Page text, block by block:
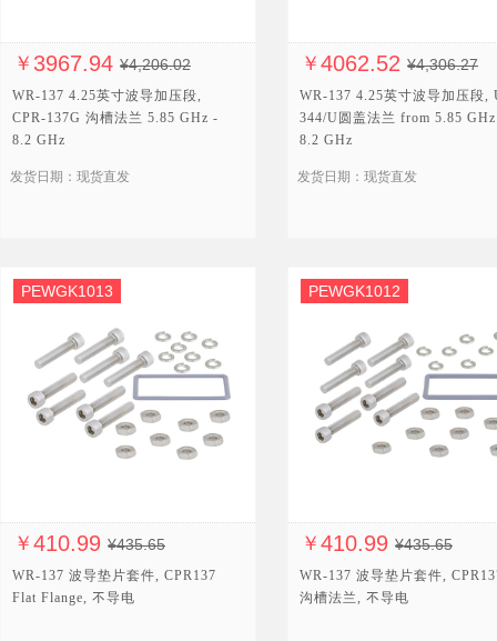
￥ 3967.94 ¥4,206.02
WR-137 4.25英寸波导加压段,
CPR-137G 沟槽法兰 5.85 GHz -
8.2 GHz
发货日期：现货直发
￥ 4062.52 ¥4,306.27
WR-137 4.25英寸波导加压段,
344/U圆盖法兰 from 5.85
8.2 GHz
发货日期：现货直发
￥ 410.99 ¥435.65
PEWGK1013
WR-137 波导垫片套件, CPR137
Flat Flange, 不导电
￥ 410.99 ¥435.65
PEWGK1012
WR-137 波导垫片套件,
沟槽法兰, 不导电